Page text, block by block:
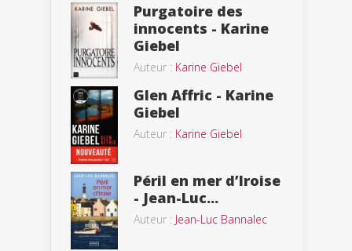
Purgatoire des
innocents - Karine
Giebel
Auteur : Karine Giebel
Glen Affric - Karine
Giebel
Auteur : Karine Giebel
Péril en mer d’Iroise
- Jean-Luc...
Auteur : Jean-Luc Bannalec